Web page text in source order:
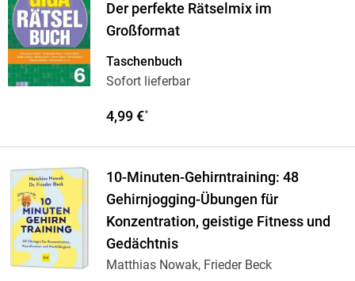
Der perfekte Rätselmix im
Großformat
Taschenbuch
Sofort lieferbar
4,99 €*
10-Minuten-Gehirntraining: 48
Gehirnjogging-Übungen für
Konzentration, geistige Fitness und
Gedächtnis
Matthias Nowak, Frieder Beck